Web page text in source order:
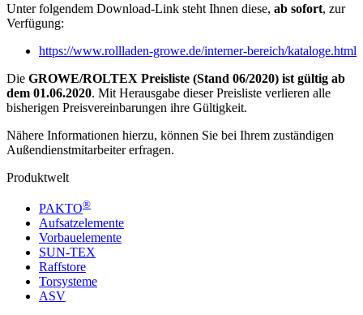
Unter folgendem Download-Link steht Ihnen diese, ab sofort, zur
Verfügung:
https://www.rollladen-growe.de/interner-bereich/kataloge.html
Die GROWE/ROLTEX Preisliste (Stand 06/2020) ist gültig ab
dem 01.06.2020. Mit Herausgabe dieser Preisliste verlieren alle
bisherigen Preisvereinbarungen ihre Gültigkeit.
Nähere Informationen hierzu, können Sie bei Ihrem zuständigen
Außendienstmitarbeiter erfragen.
Produktwelt
PAKTO®
Aufsatzelemente
Vorbauelemente
SUN-TEX
Raffstore
Torsysteme
ASV